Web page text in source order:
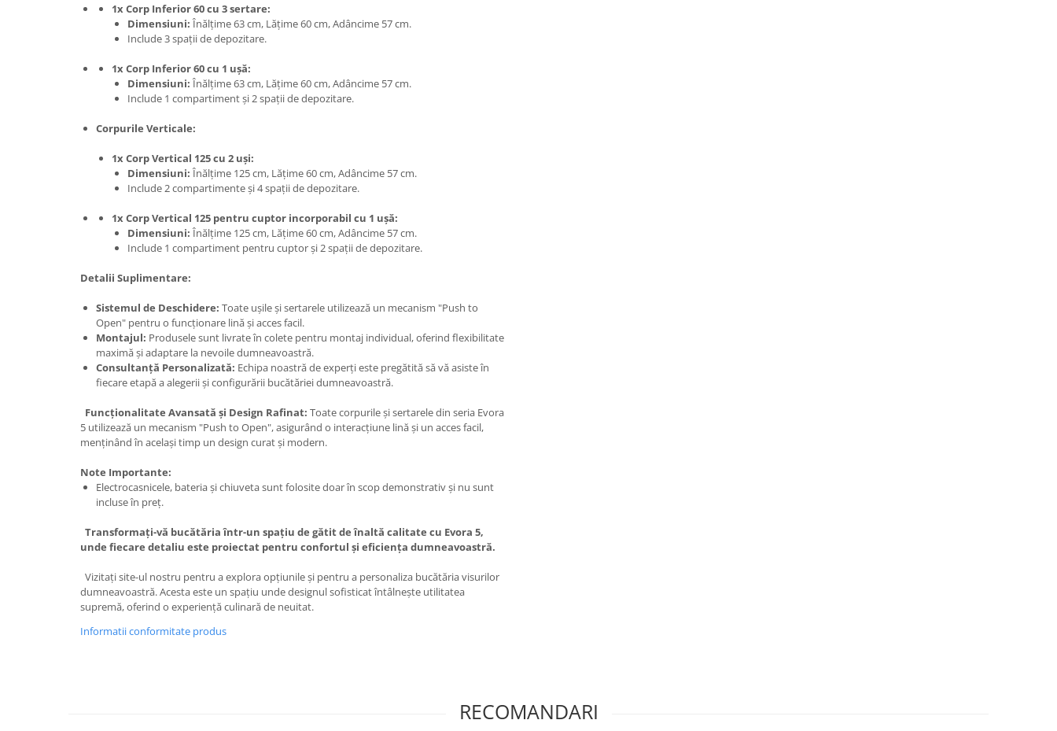
1x Corp Inferior 60 cu 3 sertare:
Dimensiuni: Înălțime 63 cm, Lățime 60 cm, Adâncime 57 cm.
Include 3 spații de depozitare.
1x Corp Inferior 60 cu 1 ușă:
Dimensiuni: Înălțime 63 cm, Lățime 60 cm, Adâncime 57 cm.
Include 1 compartiment și 2 spații de depozitare.
Corpurile Verticale:
1x Corp Vertical 125 cu 2 uși:
Dimensiuni: Înălțime 125 cm, Lățime 60 cm, Adâncime 57 cm.
Include 2 compartimente și 4 spații de depozitare.
1x Corp Vertical 125 pentru cuptor incorporabil cu 1 ușă:
Dimensiuni: Înălțime 125 cm, Lățime 60 cm, Adâncime 57 cm.
Include 1 compartiment pentru cuptor și 2 spații de depozitare.
Detalii Suplimentare:
Sistemul de Deschidere: Toate ușile și sertarele utilizează un mecanism "Push to
Open" pentru o funcționare lină și acces facil.
Montajul: Produsele sunt livrate în colete pentru montaj individual, oferind flexibilitate
maximă și adaptare la nevoile dumneavoastră.
Consultanță Personalizată: Echipa noastră de experți este pregătită să vă asiste în
fiecare etapă a alegerii și configurării bucătăriei dumneavoastră.
Funcționalitate Avansată și Design Rafinat: Toate corpurile și sertarele din seria Evora
5 utilizează un mecanism "Push to Open", asigurând o interacțiune lină și un acces facil,
menținând în același timp un design curat și modern.
Note Importante:
Electrocasnicele, bateria și chiuveta sunt folosite doar în scop demonstrativ și nu sunt
incluse în preț.
Transformați-vă bucătăria într-un spațiu de gătit de înaltă calitate cu Evora 5,
unde fiecare detaliu este proiectat pentru confortul și eficiența dumneavoastră.
Vizitați site-ul nostru pentru a explora opțiunile și pentru a personaliza bucătăria visurilor
dumneavoastră. Acesta este un spațiu unde designul sofisticat întâlnește utilitatea
supremă, oferind o experiență culinară de neuitat.
Informatii conformitate produs
RECOMANDARI